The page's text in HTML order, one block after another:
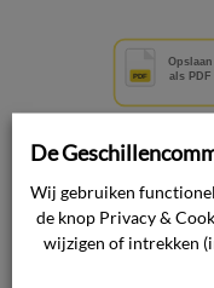
29
De
Wij gebruiken
de knop Privacy &
wijzigen of intrekken